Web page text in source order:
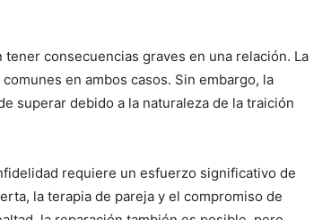
consecuencias graves en una relación. La
en ambos casos. Sin embargo, la
superar debido a la naturaleza de la traición
requiere un esfuerzo significativo de
la terapia de pareja y el compromiso de